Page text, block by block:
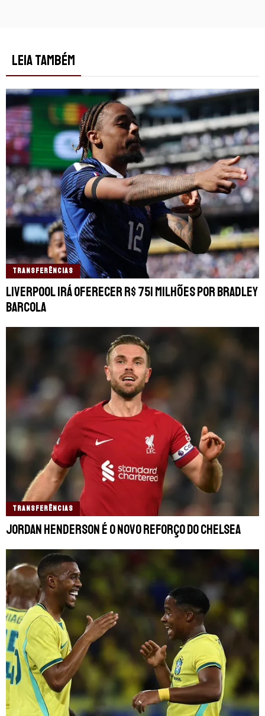
LEIA TAMBÉM
TRANSFERÊNCIAS
Liverpool irá oferecer R$ 751 milhões por Bradley
Barcola
TRANSFERÊNCIAS
Jordan Henderson é o novo reforço do Chelsea